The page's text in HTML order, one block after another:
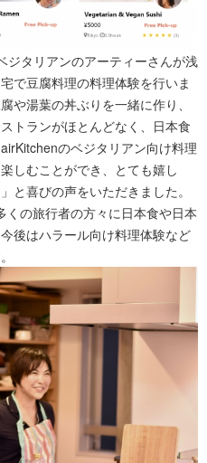
ジタリアンのアーティーさんが浅
で豆腐料理の料理体験を行いま
や湯葉の丼ぶりを一緒に作り、
トランがほとんどなく、日本食
のベジタリアン向け料理
しむことができ、とても嬉し
と喜びの声をいただきました。
の旅行者の方々に日本食や日本
後はハラール向け料理体験など